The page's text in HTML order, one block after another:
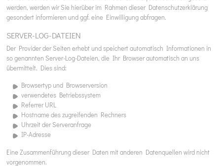
werden, werden wir Sie hierüber im Rahmen dieser Datenschutzerklärung
gesondert informieren und ggf. eine Einwilligung abfragen.
SERVER-LOG-DATEIEN
Der Provider der Seiten erhebt und speichert automatisch Informationen in
so genannten Server-Log-Dateien, die Ihr Browser automatisch an uns
übermittelt. Dies sind:
Browsertyp und Browserversion
verwendetes Betriebssystem
Referrer URL
Hostname des zugreifenden Rechners
Uhrzeit der Serveranfrage
IP-Adresse
Eine Zusammenführung dieser Daten mit anderen Datenquellen wird nicht
vorgenommen.